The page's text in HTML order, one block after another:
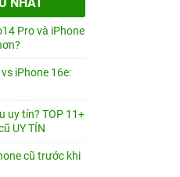
Pro và iPhone
iPhone 16e:
uy tín? TOP 11+
UY TÍN
cũ trước khi